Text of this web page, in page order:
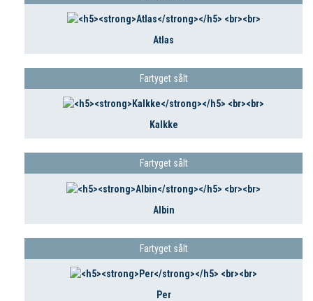
Atlas
Fartyget sålt
Kalkke
Fartyget sålt
Albin
Fartyget sålt
Per